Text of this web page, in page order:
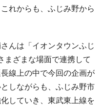
れからも、ふじみ野から
んは「イオンタウンふじ
ざまな場面で連携して
線上の中で今回の企画が
しながらも、ふじみ野市
していき、東武東上線を